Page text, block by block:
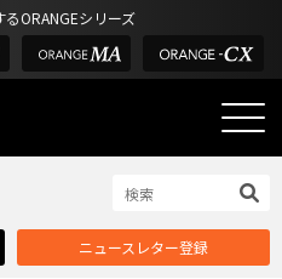
ORANGEシリーズ
ニュースレター登録